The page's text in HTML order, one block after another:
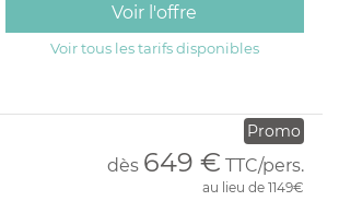
Voir l'offre
Voir tous les tarifs disponibles
Promo
dès 649 € TTC/pers.
au lieu de 1149€